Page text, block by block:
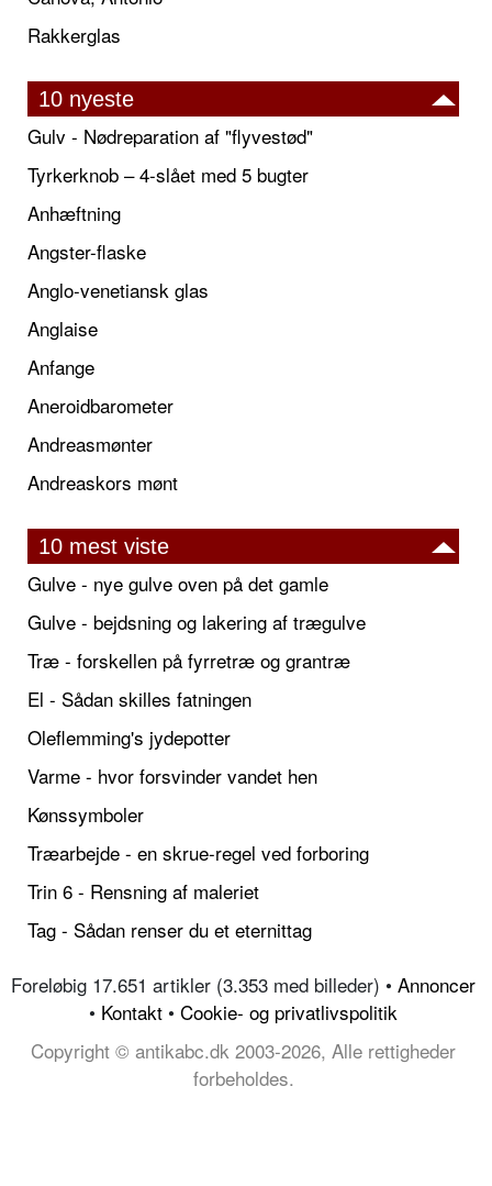
Rakkerglas
10 nyeste
Gulv - Nødreparation af "flyvestød"
Tyrkerknob – 4-slået med 5 bugter
Anhæftning
Angster-flaske
Anglo-venetiansk glas
Anglaise
Anfange
Aneroidbarometer
Andreasmønter
Andreaskors mønt
10 mest viste
Gulve - nye gulve oven på det gamle
Gulve - bejdsning og lakering af trægulve
Træ - forskellen på fyrretræ og grantræ
El - Sådan skilles fatningen
Oleflemming's jydepotter
Varme - hvor forsvinder vandet hen
Kønssymboler
Træarbejde - en skrue-regel ved forboring
Trin 6 - Rensning af maleriet
Tag - Sådan renser du et eternittag
Foreløbig 17.651 artikler (3.353 med billeder) • Annoncer
• Kontakt • Cookie- og privatlivspolitik
Copyright © antikabc.dk 2003-2026, Alle rettigheder
forbeholdes.